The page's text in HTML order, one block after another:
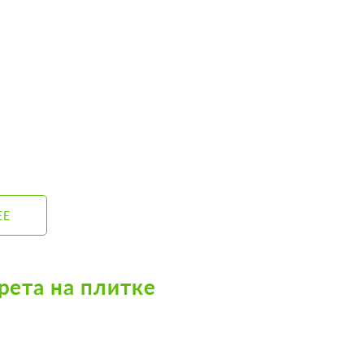
на плитке